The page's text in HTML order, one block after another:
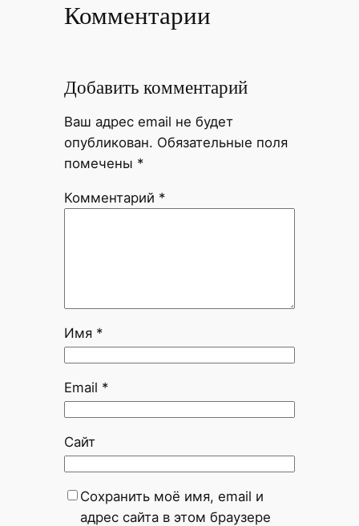
Комментарии
Добавить комментарий
Ваш адрес email не будет
опубликован. Обязательные поля
помечены *
Комментарий *
Имя *
Email *
Сайт
Сохранить моё имя, email и
адрес сайта в этом браузере